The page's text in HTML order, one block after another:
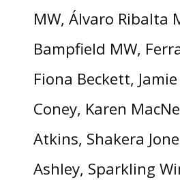
MW, Álvaro Ribalta
Bampfield MW,
Fiona Beckett,
Coney, Karen
Atkins, Shakera
Ashley, Sparkling